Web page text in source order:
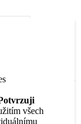
všech